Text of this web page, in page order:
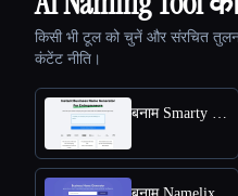
किसी भी टूल को चुनें और संरचित
कंटेंट नीति।
बनाम Smarty Names